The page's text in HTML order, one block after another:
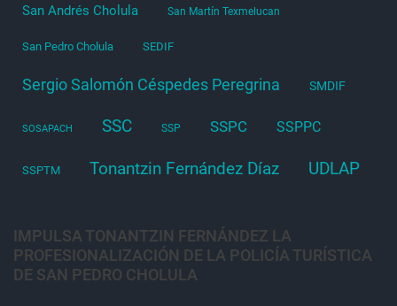
San Andrés Cholula San Martín Texmelucan
San Pedro Cholula SEDIF
Sergio Salomón Céspedes Peregrina SMDIF
SOSAPACH SSC SSP SSPC SSPPC
SSPTM Tonantzin Fernández Díaz UDLAP
IMPULSA TONANTZIN FERNÁNDEZ LA
PROFESIONALIZACIÓN DE LA POLICÍA TURÍSTICA
DE SAN PEDRO CHOLULA